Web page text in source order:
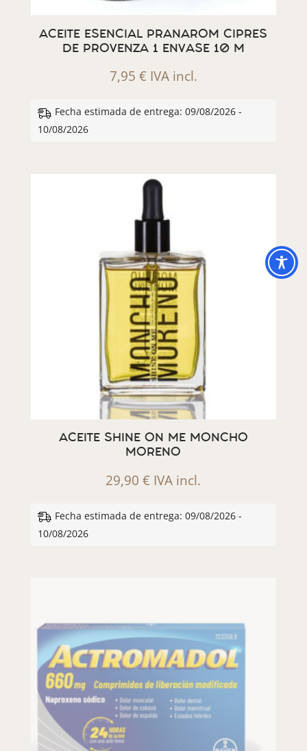
ACEITE ESENCIAL PRANAROM CIPRES
DE PROVENZA 1 ENVASE 10 M
7,95 € IVA incl.
Fecha estimada de entrega: 09/08/2026 -
10/08/2026
ACEITE SHINE ON ME MONCHO
MORENO
29,90€ IVA incl.
Fecha estimada de entrega: 09/08/2026 -
10/08/2026